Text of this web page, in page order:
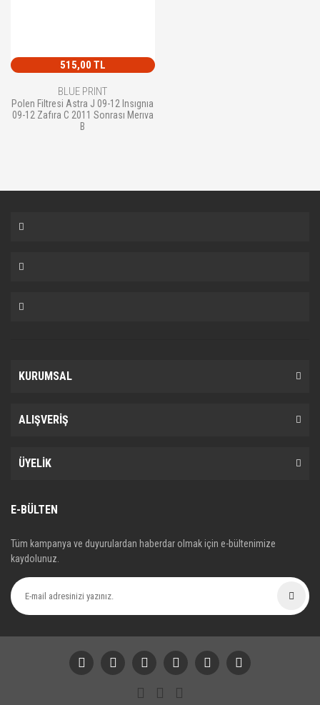
515,00 TL
BLUE PRINT
Polen Filtresi Astra J 09-12 Insıgnıa
09-12 Zafıra C 2011 Sonrası Merıva
B
KURUMSAL
ALIŞVERİŞ
ÜYELİK
E-BÜLTEN
Tüm kampanya ve duyurulardan haberdar olmak için e-bültenimize
kaydolunuz.